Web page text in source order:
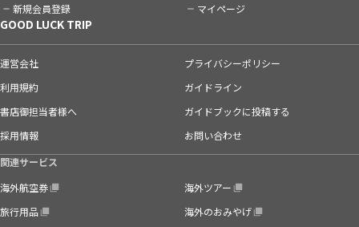
新規会員登録 マイページ
GOOD LUCK TRIP
運営会社
プライバシーポリシー
利用規約
ガイドライン
書店御担当者様へ
ガイドブックに投稿する
採用情報
お問い合わせ
関連サービス
海外航空券
海外ツアー
旅行用品
海外のおみやげ